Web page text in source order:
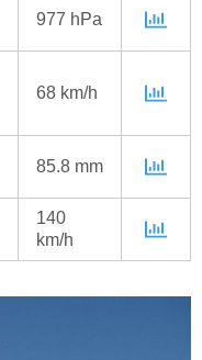
977 hPa
68 km/h
85.8 mm
140
km/h